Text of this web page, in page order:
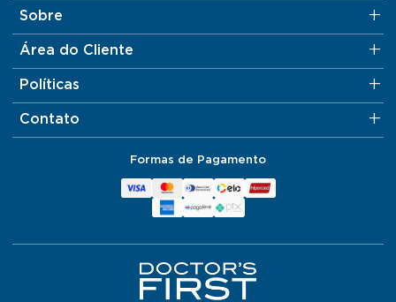
Sobre
Área do Cliente
Políticas
Contato
Formas de Pagamento